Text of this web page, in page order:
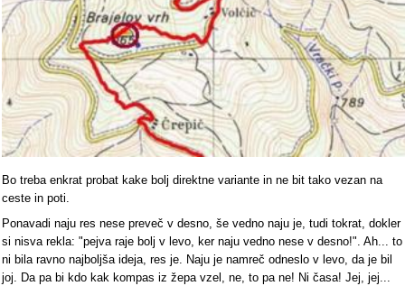
Bo treba enkrat probat kake bolj direktne variante in ne bit tako vezan na
ceste in poti.
Ponavadi naju res nese preveč v desno, še vedno naju je, tudi tokrat, dokler
si nisva rekla: "pejva raje bolj v levo, ker naju vedno nese v desno!". Ah... to
ni bila ravno najboljša ideja, res je. Naju je namreč odneslo v levo, da je bil
joj. Da pa bi kdo kak kompas iz žepa vzel, ne, to pa ne! Ni časa! Jej, jej...